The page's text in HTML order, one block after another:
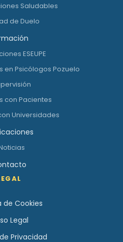
Saludables
de Duelo
ESEUPE
en Psicólogos Pozuelo
con Pacientes
Universidades
de Cookies
Legal
Privacidad